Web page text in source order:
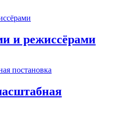
и режиссёрами